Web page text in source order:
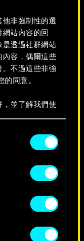
非強制性的選
站內容的回
是透過社群網站
內容，偶爾這些
。不過這些非強
同意。
並了解我們使